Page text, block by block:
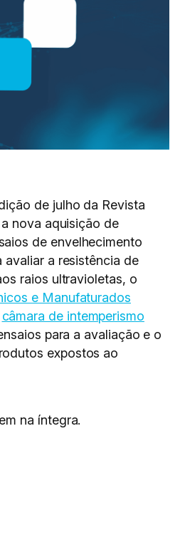
de julho da Revista
nova aquisição de
de envelhecimento
avaliar a resistência de
raios ultravioletas, o
e Manufaturados
câmara de intemperismo
para a avaliação e o
expostos ao
na íntegra.